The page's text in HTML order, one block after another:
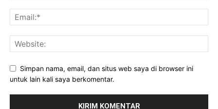
Simpan nama, email, dan situs web saya di browser ini
untuk lain kali saya berkomentar.